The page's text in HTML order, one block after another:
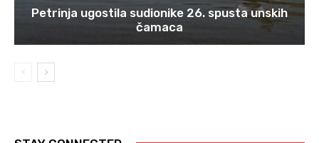
Petrinja ugostila sudionike 26. spusta unskih
čamaca